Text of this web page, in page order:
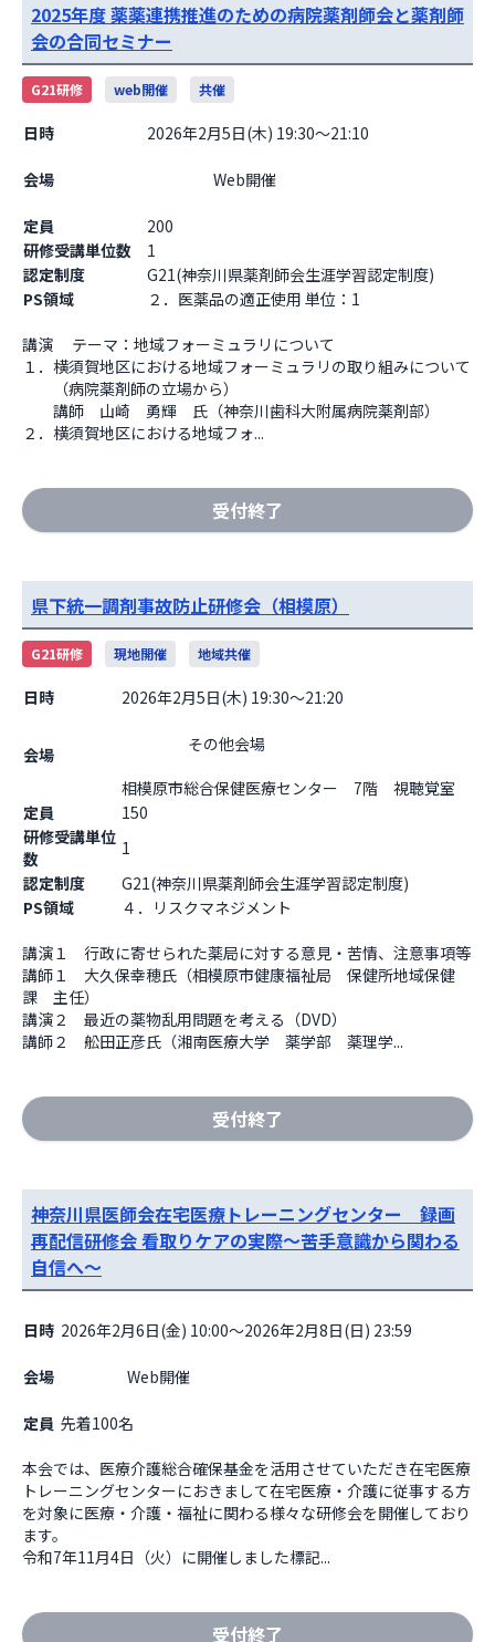
2025年度 薬薬連携推進のための病院薬剤師会と薬剤師
会の合同セミナー
G21研修 web開催 共催
日時 2026年2月5日(木) 19:30～21:10
会場
定員
200
研修受講単位数
1
認定制度
G21(神奈川県薬剤師会生涯学習認定制度)
PS領域
２．医薬品の適正使用 単位：1
講演 　テーマ：地域フォーミュラリについて
１．横須賀地区における地域フォーミュラリの取り組みについて
（病院薬剤師の立場から）
講師　山崎　勇輝　氏（神奈川歯科大附属病院薬剤部）
２．横須賀地区における地域フォ...
受付終了
県下統一調剤事故防止研修会（相模原）
G21研修 現地開催 地域共催
日時 2026年2月5日(木) 19:30～21:20
会場
定員
150
研修受講単位
数
1
認定制度
G21(神奈川県薬剤師会生涯学習認定制度)
PS領域
４．リスクマネジメント
講演１　行政に寄せられた薬局に対する意見・苦情、注意事項等
講師１　大久保幸穂氏（相模原市健康福祉局　保健所地域保健
課　主任）
講演２　最近の薬物乱用問題を考える（DVD）
講師２　舩田正彦氏（湘南医療大学　薬学部　薬理学...
受付終了
神奈川県医師会在宅医療トレーニングセンター 録画
再配信研修会 看取りケアの実際～苦手意識から関わる
自信へ～
日時 2026年2月6日(金) 10:00～2026年2月8日(日) 23:59
会場
定員 先着100名
本会では、医療介護総合確保基金を活用させていただき在宅医療
トレーニングセンターにおきまして在宅医療・介護に従事する方
を対象に医療・介護・福祉に関わる様々な研修会を開催しており
ます。
令和7年11月4日（火）に開催しました標記...
受付終了